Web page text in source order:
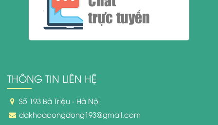
trực tuyến
THÔNG TIN LIÊN HỆ
Số 193 Bà Triệu - Hà Nội
dakhoacongdong193@gmail.com